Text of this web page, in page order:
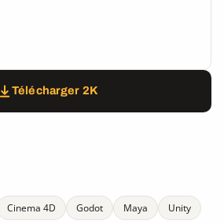
Télécharger 2K
Cinema 4D Godot Maya
Unity